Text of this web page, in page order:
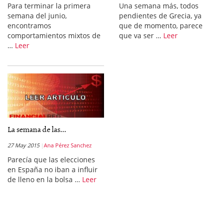
Para terminar la primera
semana del junio,
encontramos
comportamientos mixtos de
… Leer
Una semana más, todos
pendientes de Grecia, ya
que de momento, parece
que va ser … Leer
La semana de las...
27 May 2015 Ana Pérez Sanchez
Parecía que las elecciones
en España no iban a influir
de lleno en la bolsa … Leer